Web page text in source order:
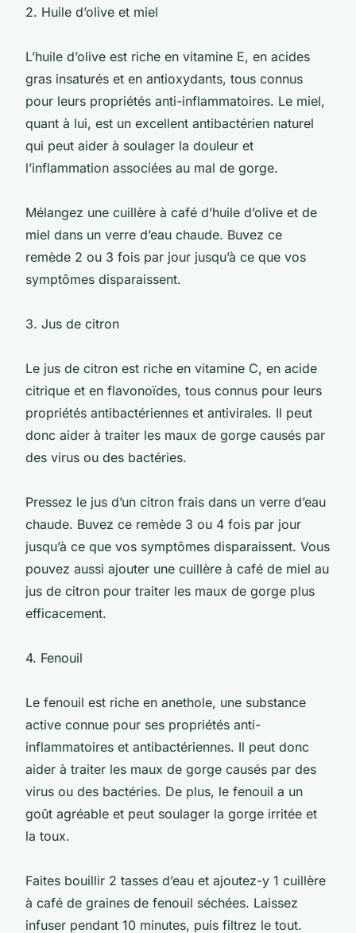
2. Huile d’olive et miel
L’huile d’olive est riche en vitamine E, en acides
gras insaturés et en antioxydants, tous connus
pour leurs propriétés anti-inflammatoires. Le miel,
quant à lui, est un excellent antibactérien naturel
qui peut aider à soulager la douleur et
l’inflammation associées au mal de gorge.
Mélangez une cuillère à café d’huile d’olive et de
miel dans un verre d’eau chaude. Buvez ce
remède 2 ou 3 fois par jour jusqu’à ce que vos
symptômes disparaissent.
3. Jus de citron
Le jus de citron est riche en vitamine C, en acide
citrique et en flavonoïdes, tous connus pour leurs
propriétés antibactériennes et antivirales. Il peut
donc aider à traiter les maux de gorge causés par
des virus ou des bactéries.
Pressez le jus d’un citron frais dans un verre d’eau
chaude. Buvez ce remède 3 ou 4 fois par jour
jusqu’à ce que vos symptômes disparaissent. Vous
pouvez aussi ajouter une cuillère à café de miel au
jus de citron pour traiter les maux de gorge plus
efficacement.
4. Fenouil
Le fenouil est riche en anethole, une substance
active connue pour ses propriétés anti-
inflammatoires et antibactériennes. Il peut donc
aider à traiter les maux de gorge causés par des
virus ou des bactéries. De plus, le fenouil a un
goût agréable et peut soulager la gorge irritée et
la toux.
Faites bouillir 2 tasses d’eau et ajoutez-y 1 cuillère
à café de graines de fenouil séchées. Laissez
infuser pendant 10 minutes, puis filtrez le tout.